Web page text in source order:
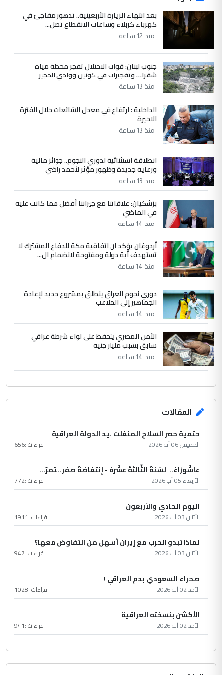
الاستماع للمدير ومغرفة ...
الموضوع :
وزير الصحة يعفي مدير مستشفى الكرخ
العام في بغداد
4 سردار
التعليق : واحد من عصابة علي ماما يسقط
جنسية الرافد الثالث للعراق ومن اصول عريقة
الموضوع :
الجواهري يرد على صدام حسين سل
مضجعيك يابن الزنا (نص كامل)
5 سردار
التعليق : واحد من عصابة علي ماما يسقط
جنسية الرافد الثالث للعراق ومن اصول عريقة
الموضوع :
الجواهري يرد على صدام حسين سل
مضجعيك يابن الزنا (نص كامل)
بعد انتهاء الزيارة الأربعينية.. تدهور مفاجئ في
كهرباء كربلاء وساعات الانقطاع تصل...
منذ 12 ساعة
جنوب لبنان: قوات الاحتلال تفجر محطة مياه
شقرا… وتفجيرات في كونين ووادي الحجير
منذ 13 ساعة
الداخلية : ارتفاع في معدل الشائعات خلال الفترة
الاخيرة
منذ 13 ساعة
انطلاقة استثنائية لدوري النجوم.. جوائز مالية
ورعاية جديدة وظهور مؤثر لأحمد راضي
منذ 13 ساعة
بزشكيان: علاقاتنا مع جيراننا أفضل مما كانت عليه
في الماضي
منذ 14 ساعة
أردوغان يؤكد ان اتفاقية مكة للدفاع المشترك لا
تستهدف أية دولة ومفتوحة لانضمام ال...
منذ 14 ساعة
دوري نجوم العراق ينطلق بمشروع جديد لإعادة
الجماهير إلى الملاعب
منذ 14 ساعة
الأمن المصري يتحفظ على لواء شرطة عراقي
سابق بسبب مليار جنيه
منذ 14 ساعة
المقالات
حتمية حصر السلاح المنفلت بيد الدولة العراقية
الخميس 06 آب 2026 قراءات :656
عاشُورْاءُ.. السّنَةُ الثّالثةَ عشَرَة - إِنتفاضةُ صفَر…تمرّ...
الأربعاء 05 آب 2026 قراءات :772
اليوم الحادي والأربعون
الأثنين 03 آب 2026 قراءات :1911
لماذا تبدو الحرب مع إيران أسهل من التفاوض معها؟
الأثنين 03 آب 2026 قراءات :947
صحراء السعودي بدم العراقي !
الأحد 02 آب 2026 قراءات :1028
الأكشن بنسخته العراقية
الأحد 02 آب 2026 قراءات :941